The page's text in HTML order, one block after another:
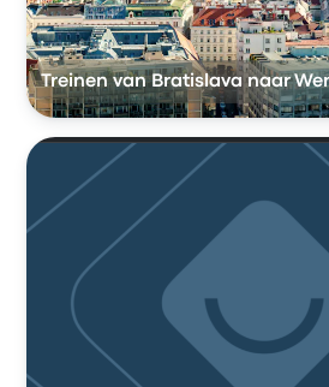
Treinen van Bratislava naar